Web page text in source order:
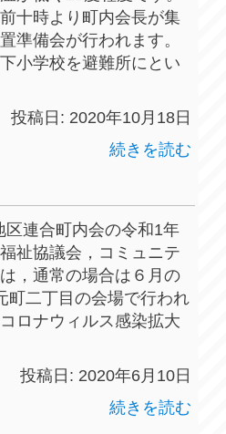
十時より町内会長が集
準備会が行われます。
小学校を避難所にとい
投稿日: 2020年10月18日
続きを読む
連合町内会の令和1年
祉協議会，コミュニテ
，通常の場合は６月の
町二丁目の会場で行われ
ロナウィルス感染拡大
投稿日: 2020年6月10日
続きを読む